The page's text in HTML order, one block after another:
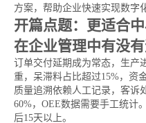
方案，帮助企业快速实现数字
开篇点题：更适合
在企业管理中有没有
订单交付延期成为常态，生产
重，呆滞料占比超过15%，资
质量追溯依赖人工记录，客诉
60%，OEE数据需要手工统计
后15天以上。